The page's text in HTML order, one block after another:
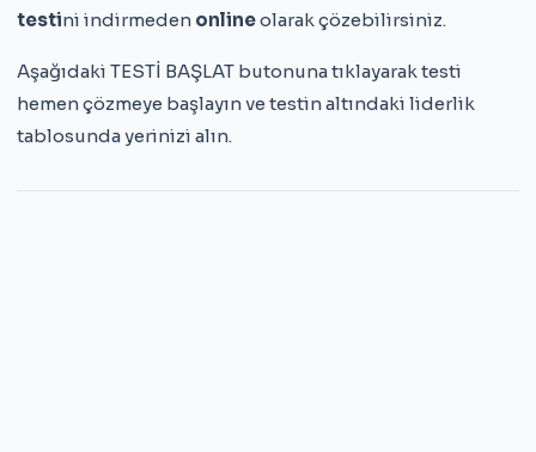
testini indirmeden onlineolarak çözebilirsiniz.
Aşağıdaki TESTİ BAŞLAT butonuna tıklayarak testi
hemen çözmeye başlayın ve testin altındaki liderlik
tablosunda yerinizi alın.